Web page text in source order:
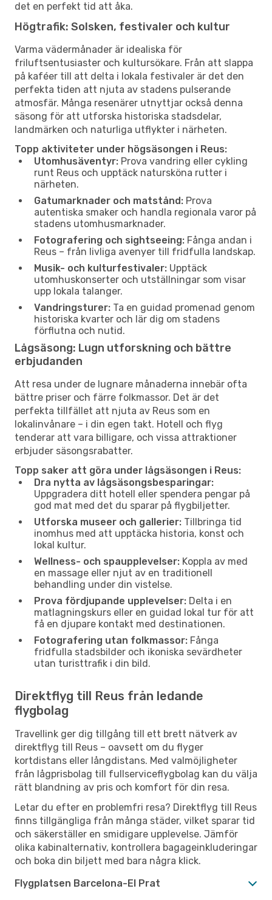
det en perfekt tid att åka.
Högtrafik: Solsken, festivaler och kultur
Varma vädermånader är idealiska för
friluftsentusiaster och kultursökare. Från att slappa
på kaféer till att delta i lokala festivaler är det den
perfekta tiden att njuta av stadens pulserande
atmosfär. Många resenärer utnyttjar också denna
säsong för att utforska historiska stadsdelar,
landmärken och naturliga utflykter i närheten.
Topp aktiviteter under högsäsongen i Reus:
Utomhusäventyr: Prova vandring eller cykling
runt Reus och upptäck natursköna rutter i
närheten.
Gatumarknader och matstånd: Prova
autentiska smaker och handla regionala varor på
stadens utomhusmarknader.
Fotografering och sightseeing: Fånga andan i
Reus – från livliga avenyer till fridfulla landskap.
Musik- och kulturfestivaler: Upptäck
utomhuskonserter och utställningar som visar
upp lokala talanger.
Vandringsturer: Ta en guidad promenad genom
historiska kvarter och lär dig om stadens
förflutna och nutid.
Lågsäsong: Lugn utforskning och bättre
erbjudanden
Att resa under de lugnare månaderna innebär ofta
bättre priser och färre folkmassor. Det är det
perfekta tillfället att njuta av Reus som en
lokalinvånare – i din egen takt. Hotell och flyg
tenderar att vara billigare, och vissa attraktioner
erbjuder säsongsrabatter.
Topp saker att göra under lågsäsongen i Reus:
Dra nytta av lågsäsongsbesparingar:
Uppgradera ditt hotell eller spendera pengar på
god mat med det du sparar på flygbiljetter.
Utforska museer och gallerier: Tillbringa tid
inomhus med att upptäcka historia, konst och
lokal kultur.
Wellness- och spaupplevelser: Koppla av med
en massage eller njut av en traditionell
behandling under din vistelse.
Prova fördjupande upplevelser: Delta i en
matlagningskurs eller en guidad lokal tur för att
få en djupare kontakt med destinationen.
Fotografering utan folkmassor: Fånga
fridfulla stadsbilder och ikoniska sevärdheter
utan turisttrafik i din bild.
Direktflyg till Reus från ledande
flygbolag
Travellink ger dig tillgång till ett brett nätverk av
direktflyg till Reus – oavsett om du flyger
kortdistans eller långdistans. Med valmöjligheter
från lågprisbolag till fullserviceflygbolag kan du välja
rätt blandning av pris och komfort för din resa.
Letar du efter en problemfri resa? Direktflyg till Reus
finns tillgängliga från många städer, vilket sparar tid
och säkerställer en smidigare upplevelse. Jämför
olika kabinalternativ, kontrollera bagageinkluderingar
och boka din biljett med bara några klick.
Flygplatsen Barcelona-El Prat